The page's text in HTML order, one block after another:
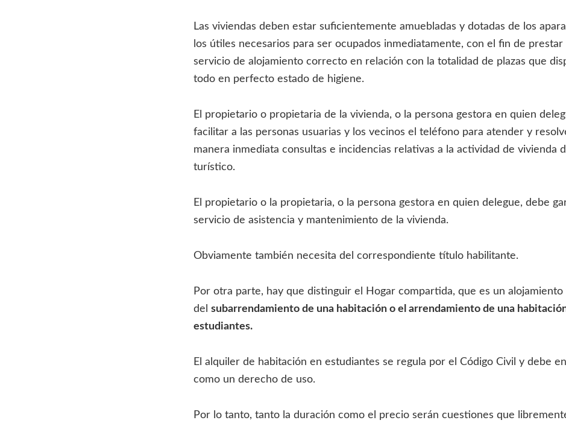
Las viviendas deben estar suficientemente amuebladas y dotadas de los
los útiles necesarios para ser ocupados inmediatamente, con el fin de prestar
servicio de alojamiento correcto en relación con la totalidad de plazas que
todo en perfecto estado de higiene.
El propietario o propietaria de la vivienda, o la persona gestora en quien
facilitar a las personas usuarias y los vecinos el teléfono para atender y
manera inmediata consultas e incidencias relativas a la actividad de vivienda
turístico.
El propietario o la propietaria, o la persona gestora en quien delegue, debe
servicio de asistencia y mantenimiento de la vivienda.
Obviamente también necesita del correspondiente título habilitante.
Por otra parte, hay que distinguir el Hogar compartida, que es un
del subarrendamiento de una habitación o el arrendamiento de una
estudiantes.
El alquiler de habitación en estudiantes se regula por el Código Civil y debe
como un derecho de uso.
Por lo tanto, tanto la duración como el precio serán cuestiones que